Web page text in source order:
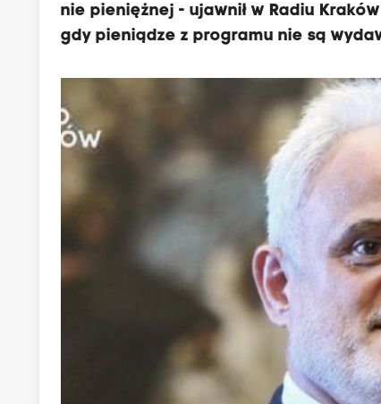
nie pieniężnej - ujawnił w Radiu
gdy pieniądze z programu nie są